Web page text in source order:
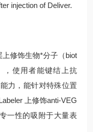
injection of Deliver.
修饰生物*分子（biot
，使用者能键结上抗
力，能针对特殊位置
上修饰anti-VEG
一性的吸附于大量表